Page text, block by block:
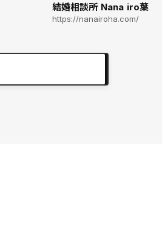
結婚相談所 Nana iro葉
https://nanairoha.com/